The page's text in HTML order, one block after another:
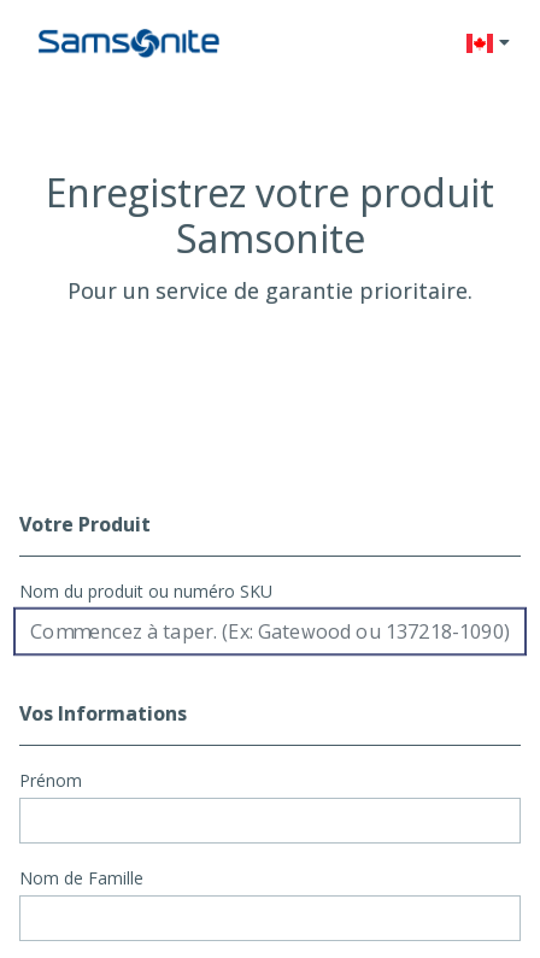
Change
Enregistrez votre produit
Samsonite
Pour un service de garantie prioritaire.
Registration Form
Votre Produit
Nom du produit ou numéro SKU
Vos Informations
Prénom
Nom de Famille